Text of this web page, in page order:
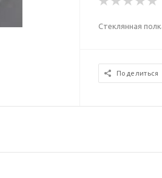
Стеклянная
Поделиться